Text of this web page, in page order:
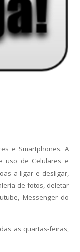
e Smartphones. A
uso de Celulares e
a ligar e desligar,
de fotos, deletar
Messenger do
as quartas-feiras,